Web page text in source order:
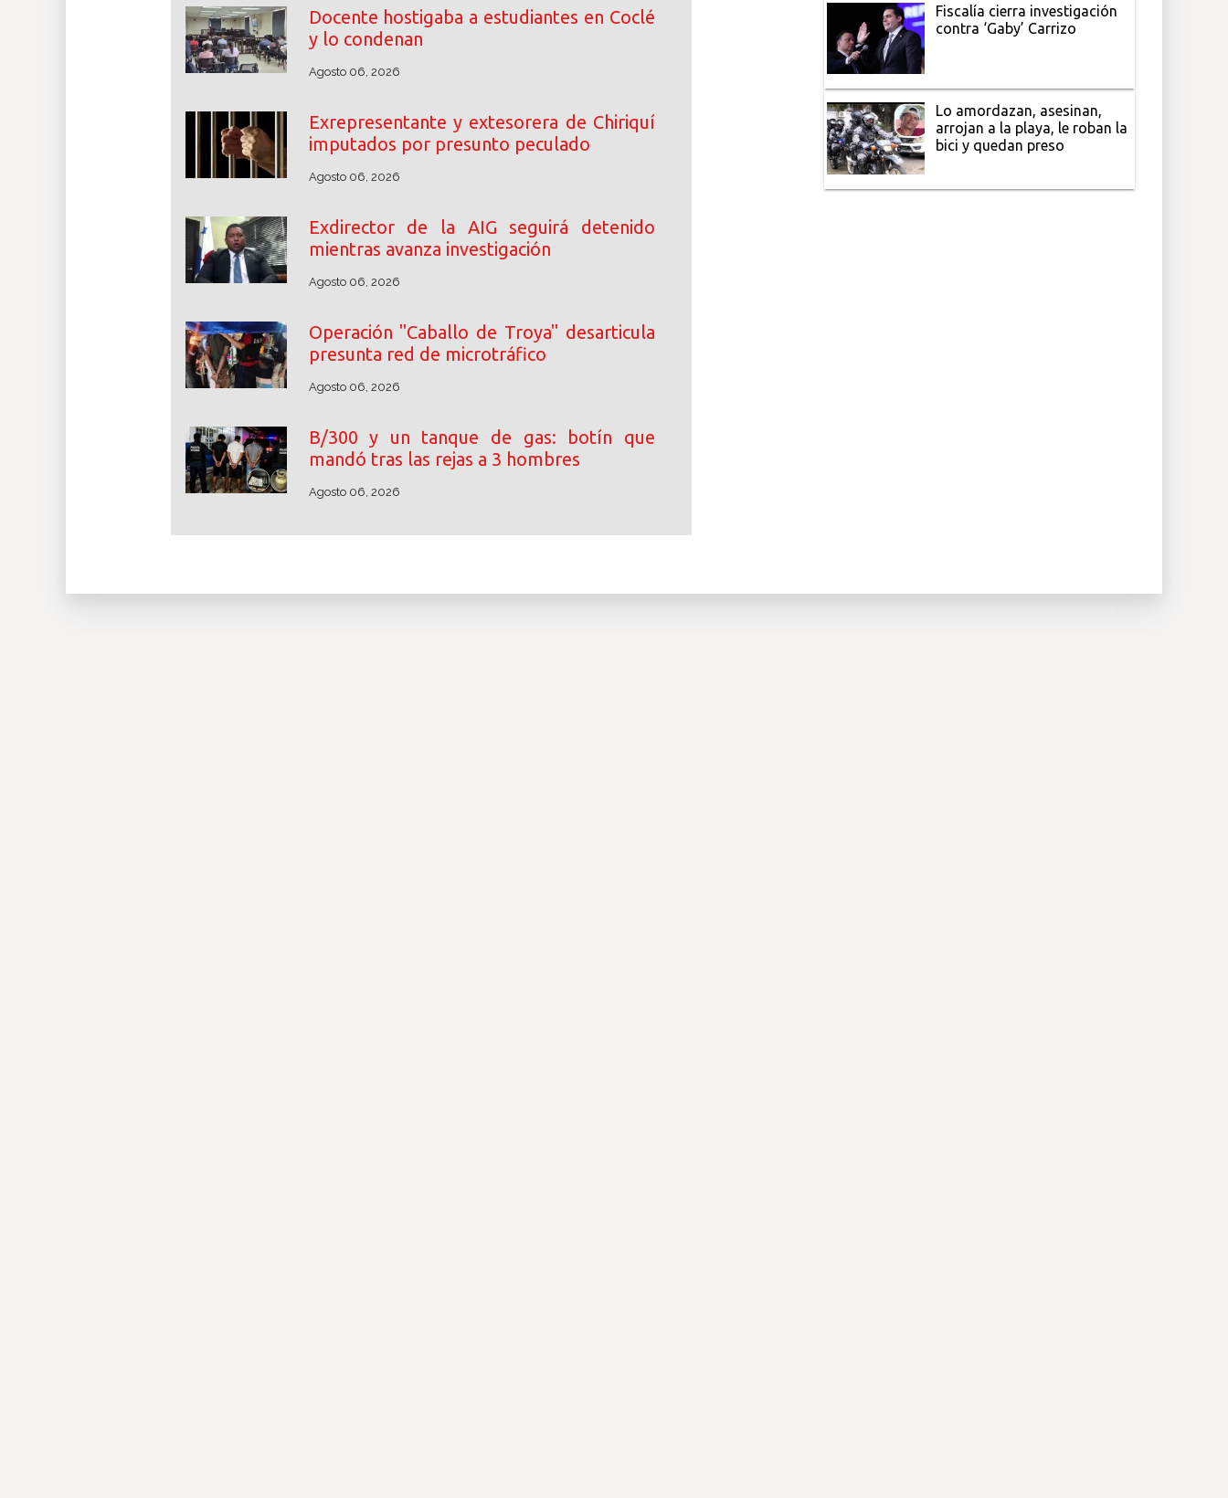
Docente hostigaba a estudiantes en Coclé
y lo condenan
Agosto 06, 2026
Exrepresentante y extesorera de Chiriquí
imputados por presunto peculado
Agosto 06, 2026
Exdirector de la AIG seguirá detenido
mientras avanza investigación
Agosto 06, 2026
Operación "Caballo de Troya" desarticula
presunta red de microtráfico
Agosto 06, 2026
B/300 y un tanque de gas: botín que
mandó tras las rejas a 3 hombres
Agosto 06, 2026
Fiscalía cierra investigación
contra ‘Gaby’ Carrizo
Lo amordazan, asesinan,
arrojan a la playa, le roban la
bici y quedan preso